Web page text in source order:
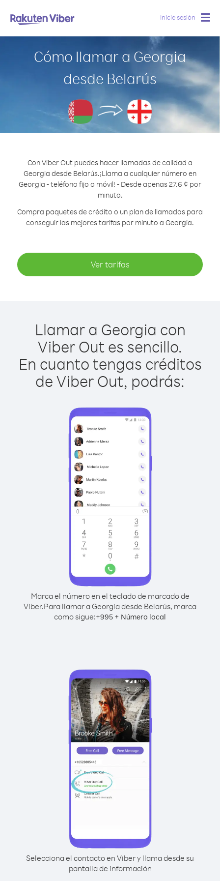
Inicie sesión
Cómo llamar a Georgia
desde Belarús
Con Viber Out puedes hacer llamadas de calidad a
Georgia desde Belarús.¡Llama a cualquier número en
Georgia - teléfono fijo o móvil! - Desde apenas 27.6 ¢ por
minuto.
Compra paquetes de crédito o un plan de llamadas para
conseguir las mejores tarifas por minuto a Georgia.
Ver tarifas
Llamar a Georgia con
Viber Out es sencillo.
En cuanto tengas créditos
de Viber Out, podrás:
Marca el número en el teclado de marcado de
Viber.Para llamar a Georgia desde Belarús, marca
como sigue:+995 + Número local
Selecciona el contacto en Viber y llama desde su
pantalla de información